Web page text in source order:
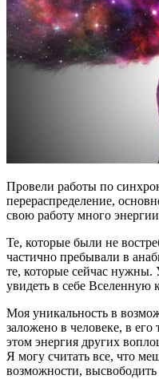
Провели работы по
перераспределение,
свою работу много
Те, которые были не
частично пребывали в
те, которые сейчас
увидеть в себе Вселенную
Моя уникальность в
заложено в человеке, в
этом энергия других
Я могу считать все, что
возможности, высвободить